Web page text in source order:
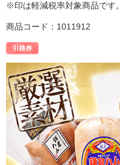
※印は軽減税率対象商品です。
商品コード：1011912